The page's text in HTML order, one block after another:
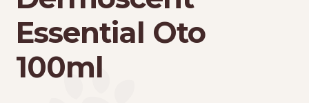
Essential Oto
100ml